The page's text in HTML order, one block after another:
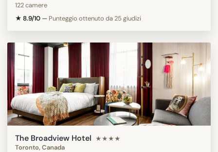
122 camere
★ 8.9/10 — Punteggio ottenuto da 25 giudizi
The Broadview Hotel ★★★★
Toronto, Canada